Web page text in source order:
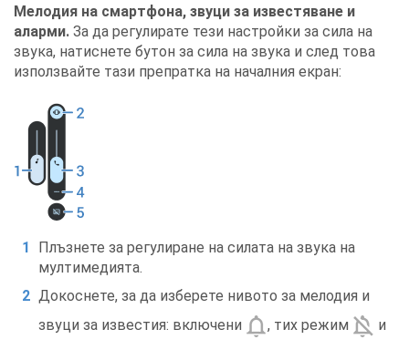
Мелодия на смартфона, звуци за известяване и
аларми. За да регулирате тези настройки за сила на
звука, натиснете бутон за сила на звука и след това
използвайте тази препратка на началния екран:
Плъзнете за регулиране на силата на звука на
мултимедията.
Докоснете, за да изберете нивото за мелодия и
звуци за известия: включени
, тих режим и